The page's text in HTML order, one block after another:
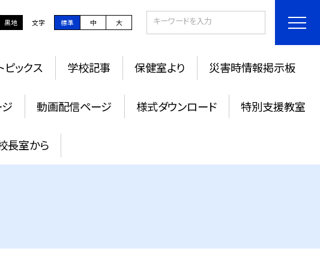
黒地 文字 標準 中 大
ピックス 学校記事 保健室より 災害時情報掲示板
動画配信ページ 様式ダウンロード 特別支援教室
長室から